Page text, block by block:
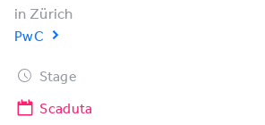
in Zürich
PwC
Stage
Scaduta